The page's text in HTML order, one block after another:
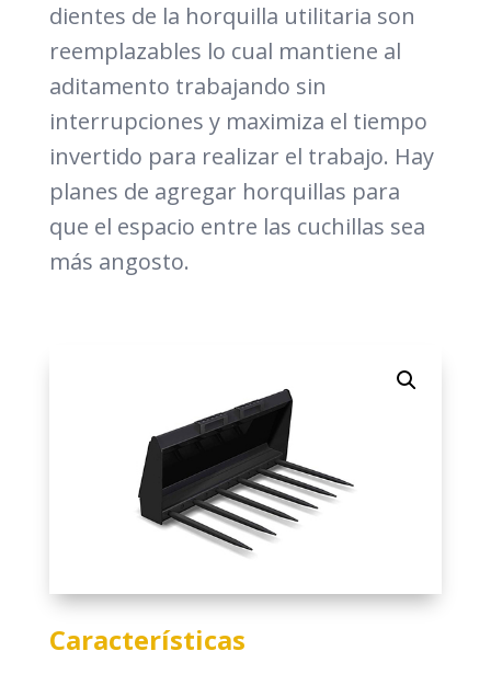
dientes de la horquilla utilitaria son
reemplazables lo cual mantiene al
aditamento trabajando sin
interrupciones y maximiza el tiempo
invertido para realizar el trabajo. Hay
planes de agregar horquillas para
que el espacio entre las cuchillas sea
más angosto.
Características